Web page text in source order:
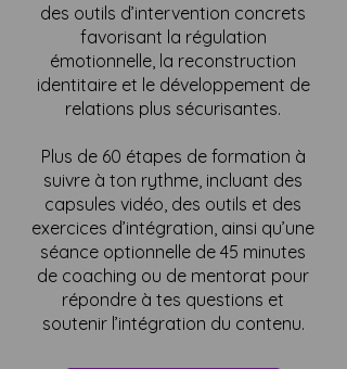
des outils d’intervention concrets
favorisant la régulation
émotionnelle, la reconstruction
identitaire et le développement de
relations plus sécurisantes.
Plus de 60 étapes de formation à
suivre à ton rythme, incluant des
capsules vidéo, des outils et des
exercices d’intégration, ainsi qu’une
séance optionnelle de 45 minutes
de coaching ou de mentorat pour
répondre à tes questions et
soutenir l’intégration du contenu.